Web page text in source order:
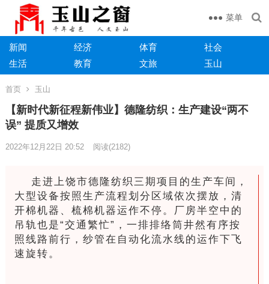
菜单
新闻 经济 体育
社会
生活
教育 文旅 玉山
首页 玉山
【新时代新征程新伟业】德隆纺织：生产建设“两不
误” 提质又增效
2022年12月22日 20:52 阅读(2182)
走进上饶市德隆纺织三期项目的生产车间，
大型设备按照生产流程划分区域依次摆放，清
开棉机器、梳棉机器运作不停。厂房半空中的
吊轨也是“交通繁忙”，一排排络筒井然有序按
照线路前行，纱管在自动化流水线的运作下飞
速旋转。